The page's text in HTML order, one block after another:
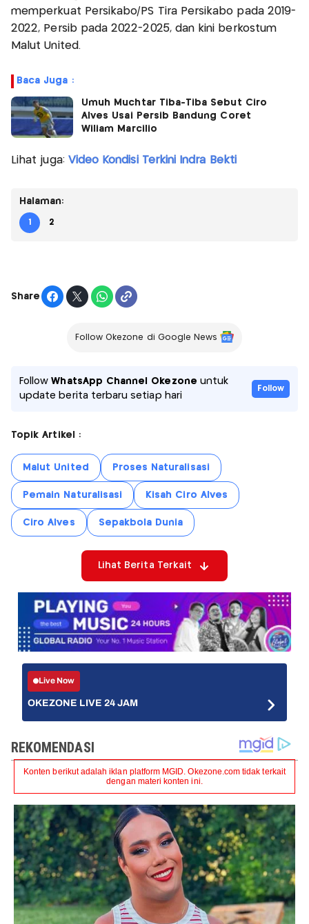
memperkuat Persikabo/PS Tira Persikabo pada 2019-
2022, Persib pada 2022-2025, dan kini berkostum
Malut United.
Baca Juga :
Umuh Muchtar Tiba-Tiba Sebut Ciro
Alves Usai Persib Bandung Coret
Wiliam Marcilio
Lihat juga: Video Kondisi Terkini Indra Bekti
Halaman:
1 2
Share
Follow Okezone di Google News
FollowWhatsApp Channel Okezone untuk
update berita terbaru setiap hari
Follow
Topik Artikel :
Malut United Proses Naturalisasi
Pemain Naturalisasi Kisah Ciro Alves
Ciro Alves Sepakbola Dunia
Lihat Berita Terkait
Live Now
OKEZONE LIVE 24 JAM